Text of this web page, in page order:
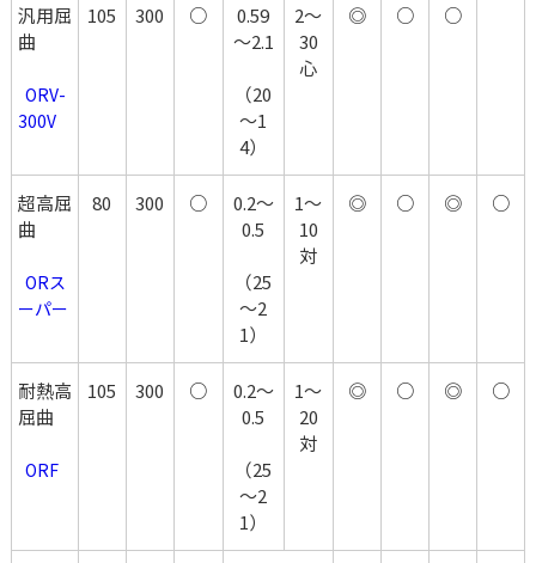
汎用屈
曲
300V
105 300 ○
0.59
～2.1
（20
～1
4）
2～
30
心
◎ ○ ○
超高屈
曲
ーパー
80 300 ○
0.2～
0.5
（25
～2
1）
1～
10
対
◎ ○ ◎ ○
耐熱高
屈曲
  ORF
105 300 ○
0.2～
0.5
（25
～2
1）
1～
20
対
◎ ○ ◎ ○